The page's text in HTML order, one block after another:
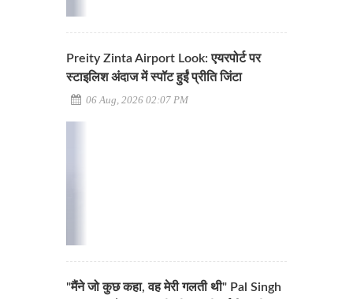
Preity Zinta Airport Look: एयरपोर्ट पर
स्टाइलिश अंदाज में स्पॉट हुईं प्रीति जिंटा
06 Aug, 2026 02:07 PM
"मैंने जो कुछ कहा, वह मेरी गलती थी" Pal Singh